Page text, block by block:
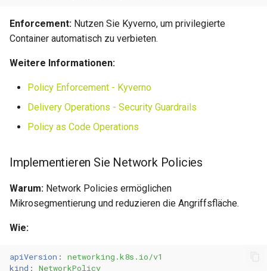
Wartungsfenster
Audit & Compliance
Operator-Deployment
Observability
Structured Logging
Implementieren Sie
GitOps
Verwalten Sie Konfiguration
Enforcement: Nutzen Sie Kyverno, um privilegierte
Container automatisch zu verbieten.
Weitere Informationen:
Policy Enforcement - Kyverno
Delivery Operations - Security Guardrails
Policy as Code Operations
Implementieren Sie Network Policies
Warum: Network Policies ermöglichen
Mikrosegmentierung und reduzieren die Angriffsfläche.
Wie:
apiVersion :
networking.k8s.io/v1
kind :
NetworkPolicy